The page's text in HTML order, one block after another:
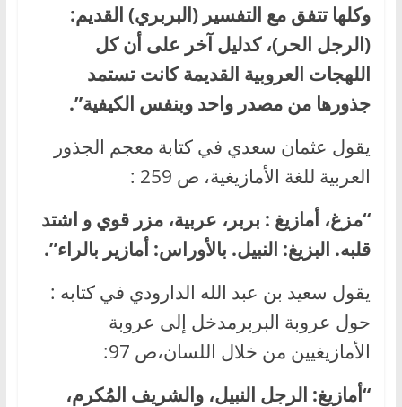
وكلها تتفق مع التفسير (البربري) القديم:
(الرجل الحر)، كدليل آخر على أن كل
اللهجات العروبية القديمة كانت تستمد
جذورها من مصدر واحد وبنفس الكيفية”.
يقول عثمان سعدي في كتابة معجم الجذور
العربية للغة الأمازيغية، ص 259 :
“مزغ، أمازيغ : بربر، عربية، مزر قوي و اشتد
قلبه. البزيغ: النبيل. بالأوراس: أمازير بالراء”.
يقول سعيد بن عبد الله الدارودي في كتابه :
حول عروبة البربرمدخل إلى عروبة
الأمازيغيين من خلال اللسان،ص 97:
“أمازيغ: الرجل النبيل، والشريف المُكرم،